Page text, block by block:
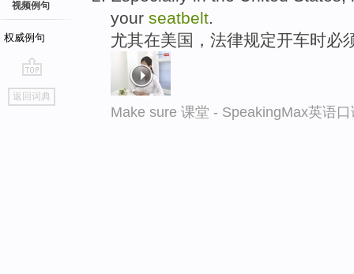
视频例句
权威例句
go
top
返回词典
your seatbelt.
尤其在美国，法律规定开车时必
Make sure 课堂 - SpeakingMax英语